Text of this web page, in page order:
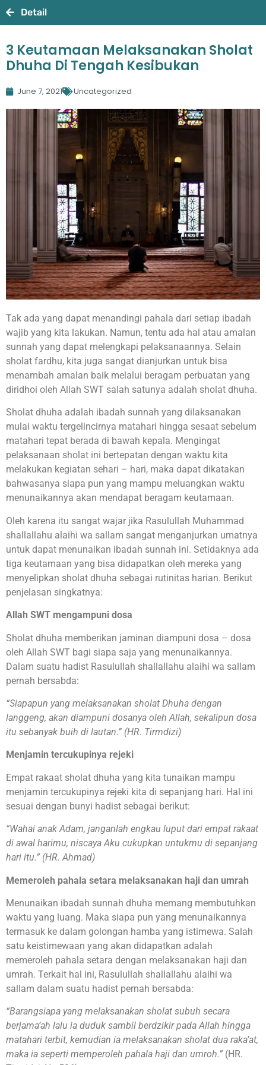
Detail
3 Keutamaan Melaksanakan Sholat
Dhuha Di Tengah Kesibukan
June 7, 2021 Uncategorized
Tak ada yang dapat menandingi pahala dari setiap ibadah
wajib yang kita lakukan. Namun, tentu ada hal atau amalan
sunnah yang dapat melengkapi pelaksanaannya. Selain
sholat fardhu, kita juga sangat dianjurkan untuk bisa
menambah amalan baik melalui beragam perbuatan yang
diridhoi oleh Allah SWT salah satunya adalah sholat dhuha.
Sholat dhuha adalah ibadah sunnah yang dilaksanakan
mulai waktu tergelincirnya matahari hingga sesaat sebelum
matahari tepat berada di bawah kepala. Mengingat
pelaksanaan sholat ini bertepatan dengan waktu kita
melakukan kegiatan sehari – hari, maka dapat dikatakan
bahwasanya siapa pun yang mampu meluangkan waktu
menunaikannya akan mendapat beragam keutamaan.
Oleh karena itu sangat wajar jika Rasulullah Muhammad
shallallahu alaihi wa sallam sangat menganjurkan umatnya
untuk dapat menunaikan ibadah sunnah ini. Setidaknya ada
tiga keutamaan yang bisa didapatkan oleh mereka yang
menyelipkan sholat dhuha sebagai rutinitas harian. Berikut
penjelasan singkatnya:
Allah SWT mengampuni dosa
Sholat dhuha memberikan jaminan diampuni dosa – dosa
oleh Allah SWT bagi siapa saja yang menunaikannya.
Dalam suatu hadist Rasulullah shallallahu alaihi wa sallam
pernah bersabda:
“Siapapun yang melaksanakan sholat Dhuha dengan
langgeng, akan diampuni dosanya oleh Allah, sekalipun dosa
itu sebanyak buih di lautan.” (HR. Tirmdizi)
Menjamin tercukupinya rejeki
Empat rakaat sholat dhuha yang kita tunaikan mampu
menjamin tercukupinya rejeki kita di sepanjang hari. Hal ini
sesuai dengan bunyi hadist sebagai berikut:
“Wahai anak Adam, janganlah engkau luput dari empat rakaat
di awal harimu, niscaya Aku cukupkan untukmu di sepanjang
hari itu.” (HR. Ahmad)
Memeroleh pahala setara melaksanakan haji dan umrah
Menunaikan ibadah sunnah dhuha memang membutuhkan
waktu yang luang. Maka siapa pun yang menunaikannya
termasuk ke dalam golongan hamba yang istimewa. Salah
satu keistimewaan yang akan didapatkan adalah
memeroleh pahala setara dengan melaksanakan haji dan
umrah. Terkait hal ini, Rasulullah shallallahu alaihi wa
sallam dalam suatu hadist pernah bersabda:
“Barangsiapa yang melaksanakan sholat subuh secara
berjama’ah lalu ia duduk sambil berdzikir pada Allah hingga
matahari terbit, kemudian ia melaksanakan sholat dua raka’at,
maka ia seperti memperoleh pahala haji dan umroh.” (HR.